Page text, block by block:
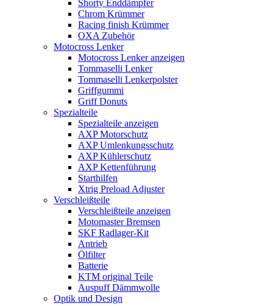
Shorty Enddämpfer
Chrom Krümmer
Racing finish Krümmer
OXA Zubehör
Motocross Lenker
Motocross Lenker anzeigen
Tommaselli Lenker
Tommaselli Lenkerpolster
Griffgummi
Griff Donuts
Spezialteile
Spezialteile anzeigen
AXP Motorschutz
AXP Umlenkungsschutz
AXP Kühlerschutz
AXP Kettenführung
Starthilfen
Xtrig Preload Adjuster
Verschleißteile
Verschleißteile anzeigen
Motomaster Bremsen
SKF Radlager-Kit
Antrieb
Ölfilter
Batterie
KTM original Teile
Auspuff Dämmwolle
Optik und Design